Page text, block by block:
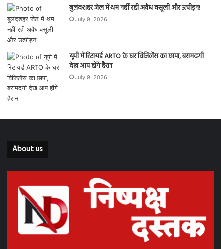
बुलंदशहर जेल में थम नहीं रही अवैध वसूली और उत्पीड़न!
July 9, 2026
यूपी में रिटायर्ड ARTO के घर विजिलेंस का छापा, बरामदगी
देख आप होंगे हैरान
July 9, 2026
About us